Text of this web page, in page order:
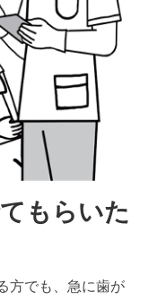
もらいた
方でも、急に歯が